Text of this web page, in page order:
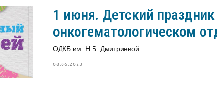
1 июня. Детский
онкогематологическом
ОДКБ им. Н.Б. Дмитриевой
08.06.2023